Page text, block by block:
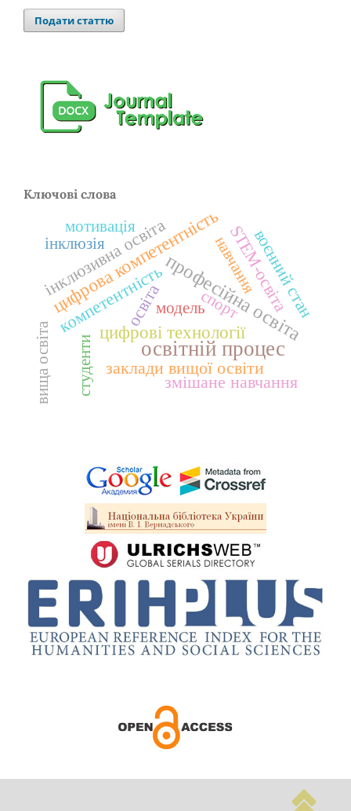
Подати статтю
Ключові слова
освітній процес
професійна освіта
цифрова компетентність
цифрові технології
освіта
компетентність
заклади вищої освіти
STEM-освіта
інклюзивна освіта воєнний стан
змішане навчання
навчання
студенти
вища освіта
модель
мотивація
спорт
інклюзія